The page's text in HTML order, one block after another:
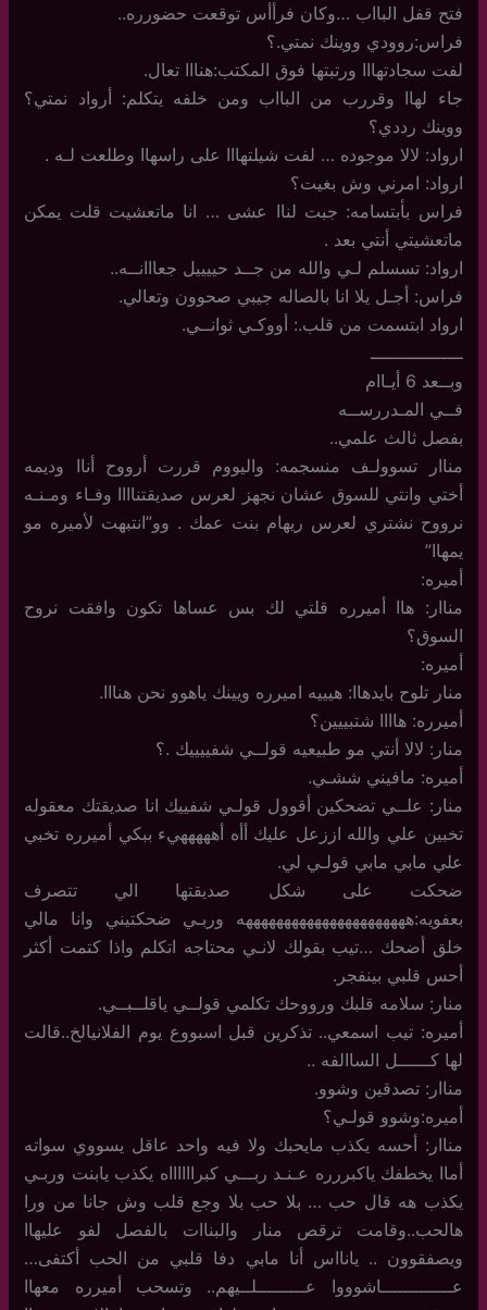
فتح قفل البااب …وكان فرأأس توقعت حضورره..
فراس:روودي ووينك نمتي.؟
لفت سجادتهااا ورتبتها فوق المكتب:هنااا تعال.
جاء لهاا وقررب من البااب ومن خلفه يتكلم: أرواد نمتي؟
ووينك رددي؟
ارواد: لالا موجوده … لفت شيلتهااا على راسهاا وطلعت لـه .
ارواد: امرني وش بغيت؟
فراس بأبتسامه: جبت لناا عشى … انا ماتعشيت قلت يمكن
ماتعشيتي أنتي بعد .
ارواد: تسسلم لـي والله من جــد حييييل جعااانــه..
فراس: أجـل يلا انا بالصاله جيبي صحوون وتعالي.
ارواد ابتسمت من قلب.: أووكـي ثوانــي.
ـــــــــــــــــ
وبــعد 6 أيـاام
فــي المـدررســه
بفصل ثالث علمي..
مناار تسوولـف منسجمه: واليووم قررت أرووح أناا وديمه
أختي وانتي للسوق عشان نجهز لعرس صديقتناااا وفـاء ومـنـه
نرووح نشتري لعرس ريهام بنت عمك . وو”انتبهت لأميره مو
يمهاا”
أميره:
مناار: هاا أميرره قلتي لك بس عساها تكون وافقت نروح
السوق؟
أميره:
منار تلوح بايدهاا: هيييه اميرره ويينك ياهوو نحن هنااا.
أميرره: هاااا شتبييين؟
منار: لالا أنتي مو طبيعيه قولــي شفييييك .؟
أميره: مافيني ششـي.
منار: علــي تضحكين أقوول قولـي شفييك انا صديقتك معقوله
تخبين علي والله اززعل عليك أأه أهههههيء ببكي أميرره تخبي
علي مابي مابي قولـي لي.
ضحكت على شكل صديقتها الي تتصرف
بعفويه:ههههههههههههههههههههههه وربـي ضحكتيني وانا مالي
خلق أضحك …تيب بقولك لانـي محتاجه اتكلم واذا كتمت أكثر
أحس قلبي بينفجر.
منار: سلامه قلبك ورووحك تكلمي قولــي ياقلــبــي.
أميره: تيب اسمعي.. تذكرين قبل اسبووع يوم الفلانيالخ..قالت
لها كــــــل الساالفه ..
مناار: تصدقين وشوو.
أميره:وشوو قولـي؟
مناار: أحسه يكذب مايحبك ولا فيه واحد عاقل يسووي سواته
أماا يخطفك ياكبررره عـنـد ربـــي كبرااااااه يكذب يابنت وربـي
يكذب هه قال حب … بلا حب بلا وجع قلب وش جانا من ورا
هالحب..وقامت ترقص منار والبناات بالفصل لفو عليهاا
ويصفقوون .. يانااس أنا مابي دفا قلبي من الحب أكتفى…
عـــــــــــــاشوووا عـــــــــلــيهم.. وتسحب أميرره معهاا